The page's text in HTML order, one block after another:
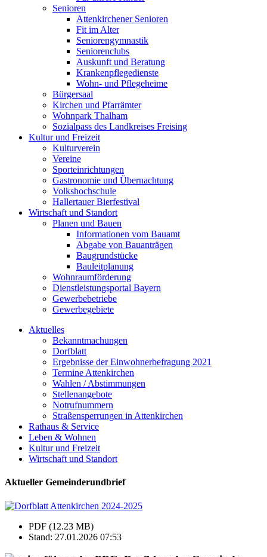
Senioren
Attenkirchener Senioren
Fit im Alter
Seniorengymnastik
Seniorenclubs
Auskunft und Beratung
Krankenpflegedienste
Wohn- und Pflegeheime
Bürgersaal
Kirchen und Pfarrämter
Wohnpark Thalham
Sozialpass des Landkreises Freising
Kultur und Freizeit
Kulturverein
Vereine
Sporteinrichtungen
Gastronomie und Übernachtung
Volkshochschule
Hallertauer Bierfestival
Wirtschaft und Standort
Planen und Bauen
Informationen vom Bauamt
Abgabe von Bauanträgen
Baugrundstücke
Bauleitplanung
Wohnraumförderung
Dienstleistungsportal Bayern
Gewerbebetriebe
Gewerbegebiete
Aktuelles
Bekanntmachungen
Dorfblatt
Ergebnisse der Einwohnerbefragung 2021
Termine Attenkirchen
Wahlen / Abstimmungen
Stellenangebote
Notrufnummern
Straßensperrungen in Attenkirchen
Rathaus & Service
Leben & Wohnen
Kultur und Freizeit
Wirtschaft und Standort
Aktueller Gemeinderundbrief
PDF (12.23 MB)
Stand: 27.01.2026 07:53